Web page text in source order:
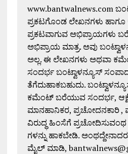
www.bantwalnews.com
ಪ್ರಕಟಗೊಂಡ ಲೇಖನಗಳು
ಪ್ರಕಟವಾಗುವ ಅಭಿಪ್ರಾಯಗಳು
ಅಭಿಪ್ರಾಯ ಮಾತ್ರ. ಅವು
ಅಲ್ಲ. ಈ ಲೇಖನಗಳು ಅಥವಾ
ಸಂದರ್ಭ ಬಂಟ್ವಾಳನ್ಯೂಸ್
ತೆಗೆದುಹಾಕಬಹುದು.
ಕಮೆಂಟ್ ಬರೆಯುವ ಸಂದರ್ಭ,
ಮಾನಹಾನಿಕರ, ಪ್ರಚೋದನಕಾರಿ ,
ವಿರುದ್ಧ ಹಿಂಸೆಗೆ
ಗಳನ್ನು ಹಾಕಬೇಡಿ.
ಮೈಲ್ ಮಾಡಿ,